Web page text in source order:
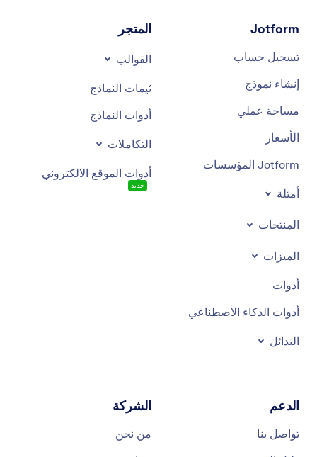
Jotform
تسجيل حساب
إنشاء نموذج
مساحة عملي
الأسعار
Jotform المؤسسات
أمثلة
المنتجات
الميزات
أدوات
أدوات الذكاء الاصطناعي
البدائل
المتجر
القوالب
ثيمات النماذج
أدوات النماذج
التكاملات
أدوات الموقع الالكتروني
جديد
الدعم
تواصل بنا
الشركة
من نحن